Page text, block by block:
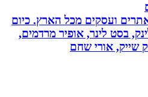
ועסקים מכל הארץ. כיום
לינר, אופיר מרדמים,
אורי שחם